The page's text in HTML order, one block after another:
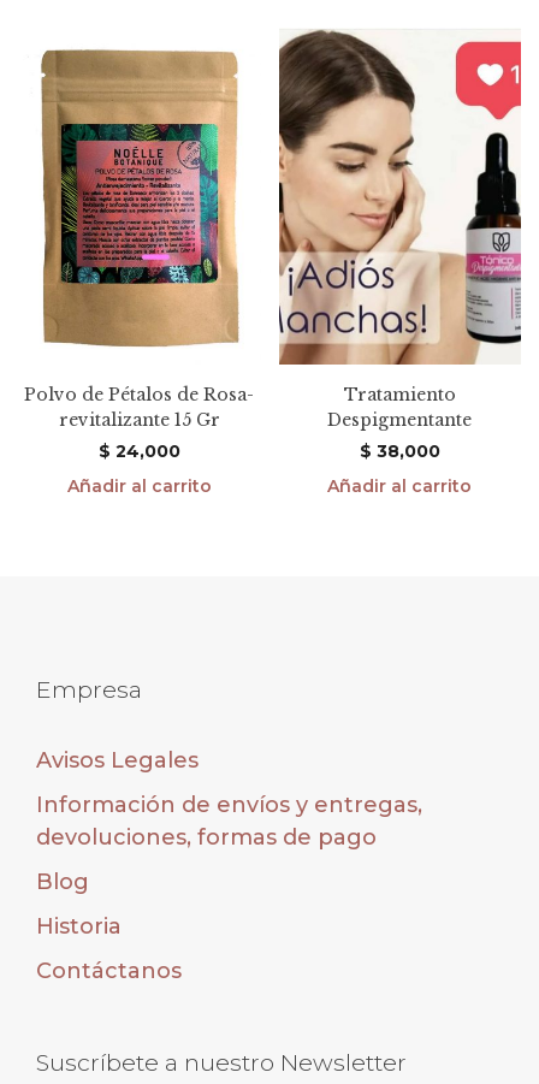
Polvo de Pétalos de Rosa-
revitalizante 15 Gr
$ 24,000
Añadir al carrito
Tratamiento
Despigmentante
$ 38,000
Añadir al carrito
Empresa
Avisos Legales
Información de envíos y entregas,
devoluciones, formas de pago
Blog
Historia
Contáctanos
Suscríbete a nuestro Newsletter